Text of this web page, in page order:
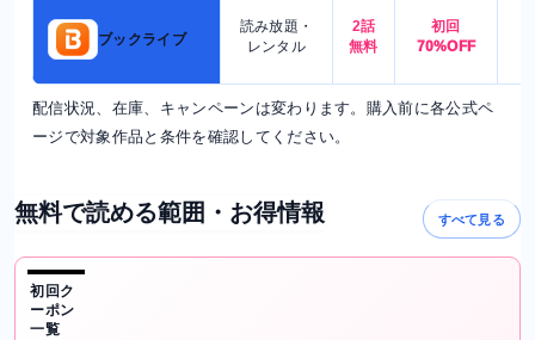
ブックライブ
読み放題・
レンタル
2話
無料
初回
70%OFF
配信状況、在庫、キャンペーンは変わります。購入前に各公式ペ
ージで対象作品と条件を確認してください。
無料で読める範囲・お得情報 すべて見る
初回ク
ーポン
一覧